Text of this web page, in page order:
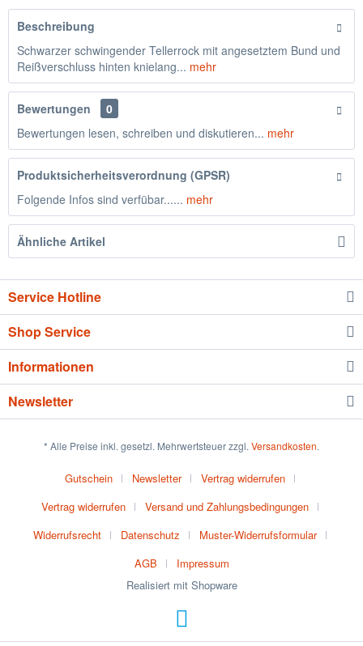
Beschreibung
Schwarzer schwingender Tellerrock mit angesetztem Bund und
Reißverschluss hinten knielang... mehr
Bewertungen
0
Bewertungen lesen, schreiben und diskutieren... mehr
Produktsicherheitsverordnung (GPSR)
Folgende Infos sind verfübar...... mehr
Ähnliche Artikel
Service Hotline
Shop Service
Informationen
Newsletter
* Alle Preise inkl. gesetzl. Mehrwertsteuer zzgl. Versandkosten.
Gutschein Newsletter
Vertrag widerrufen
Vertrag widerrufen
Versand und Zahlungsbedingungen
Widerrufsrecht
Datenschutz
Muster-Widerrufsformular
AGB
Impressum
Realisiert mit Shopware